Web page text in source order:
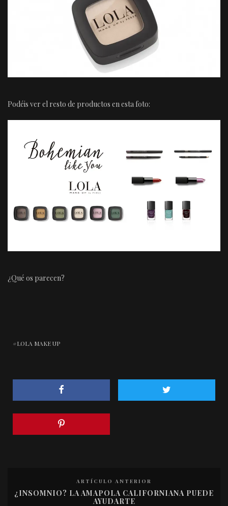
Podéis ver el resto de productos en esta foto:
¿Qué os parecen?
LOLA MAKE UP
ARTÍCULO ANTERIOR
¿INSOMNIO? LA AMAPOLA CALIFORNIANA PUEDE
AYUDARTE